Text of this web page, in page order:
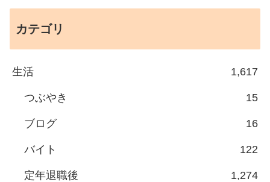
カテゴリ
生活 1,617
つぶやき 15
ブログ 16
バイト 122
定年退職後 1,274